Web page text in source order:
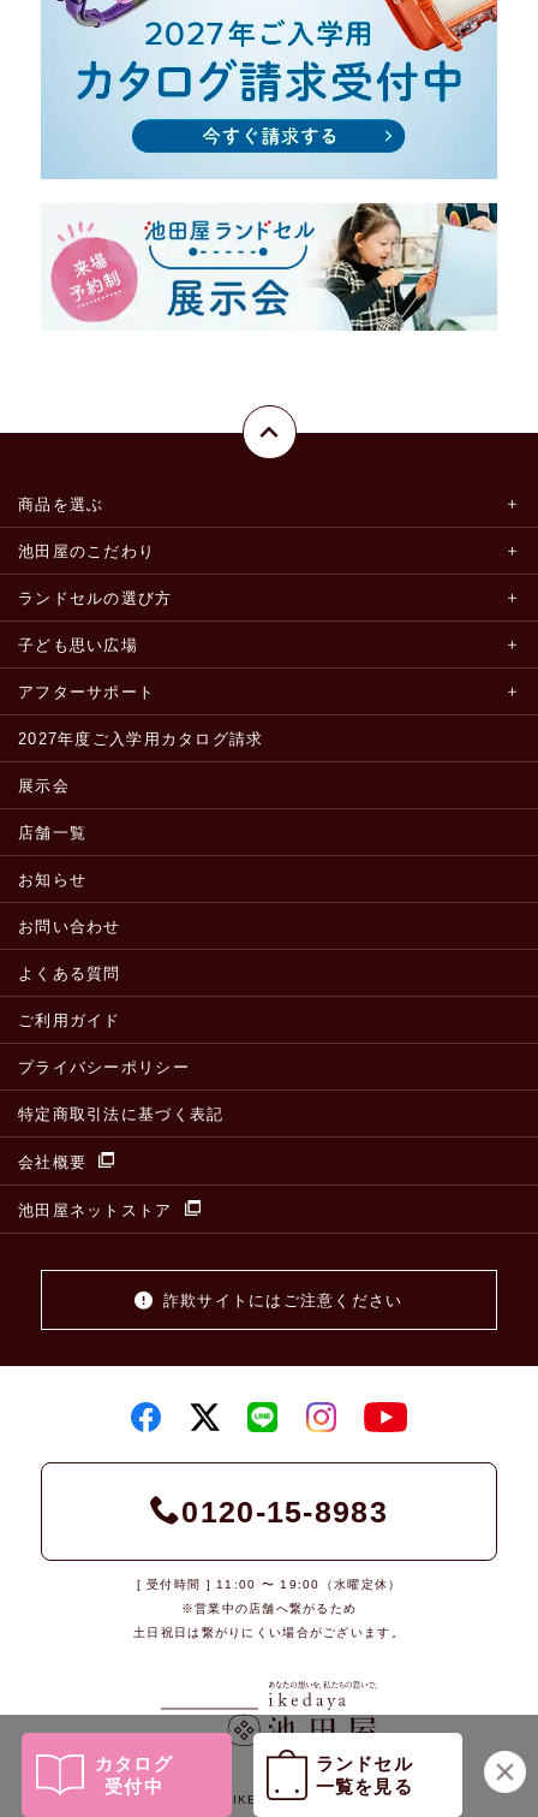
カタログ
受付中
ランドセル
一覧を見る
商品を選ぶ
池田屋のこだわり
ランドセルの選び方
子ども思い広場
アフターサポート
2027年度ご入学用カタログ請求
展示会
店舗一覧
お知らせ
お問い合わせ
よくある質問
ご利用ガイド
プライバシーポリシー
特定商取引法に基づく表記
会社概要
池田屋ネットストア
詐欺サイトにはご注意ください
0120-15-8983
[ 受付時間 ] 11:00 〜 19:00（水曜定休）
※営業中の店舗へ繋がるため
土日祝日は繋がりにくい場合がございます。
© 2026 IKEDAYA Co., Ltd.